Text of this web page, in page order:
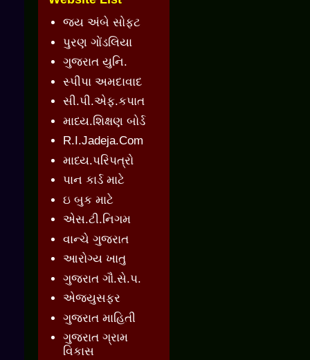
જય અંબે સોફ્ટ
પુરણ ગોંડલિયા
ગુજરાત યુનિ.
સ્પીપા અમદાવાદ
સી.પી.એફ.કપાત
માધ્ય.શિક્ષણ બોર્ડ
R.I.Jadeja.Com
માધ્ય.પરિપત્રો
પાન કાર્ડ માટે
ઇ બુક માટે
એસ.ટી.નિગમ
વાન્ચે ગુજરાત
આરોગ્ય ખાતુ
ગુજરાત ગૌ.સે.પ.
એજ્યુસફર
ગુજરાત માહિતી
ગુજરાત ગ્રામ
વિકાસ